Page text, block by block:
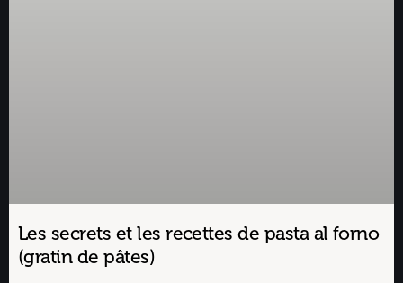
Les secrets et les recettes de pasta al forno
(gratin de pâtes)